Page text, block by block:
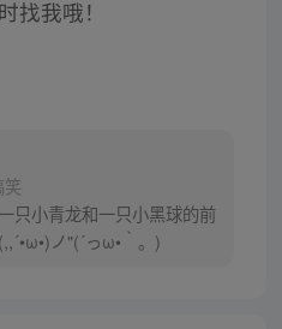
找我哦！
笑
只小青龙和一只小黑球的前
ノ"(´っω•｀。)